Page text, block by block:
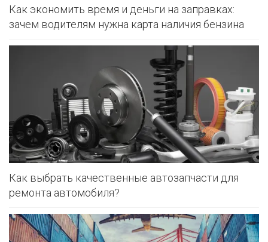
Как экономить время и деньги на заправках:
зачем водителям нужна карта наличия бензина
Как выбрать качественные автозапчасти для
ремонта автомобиля?